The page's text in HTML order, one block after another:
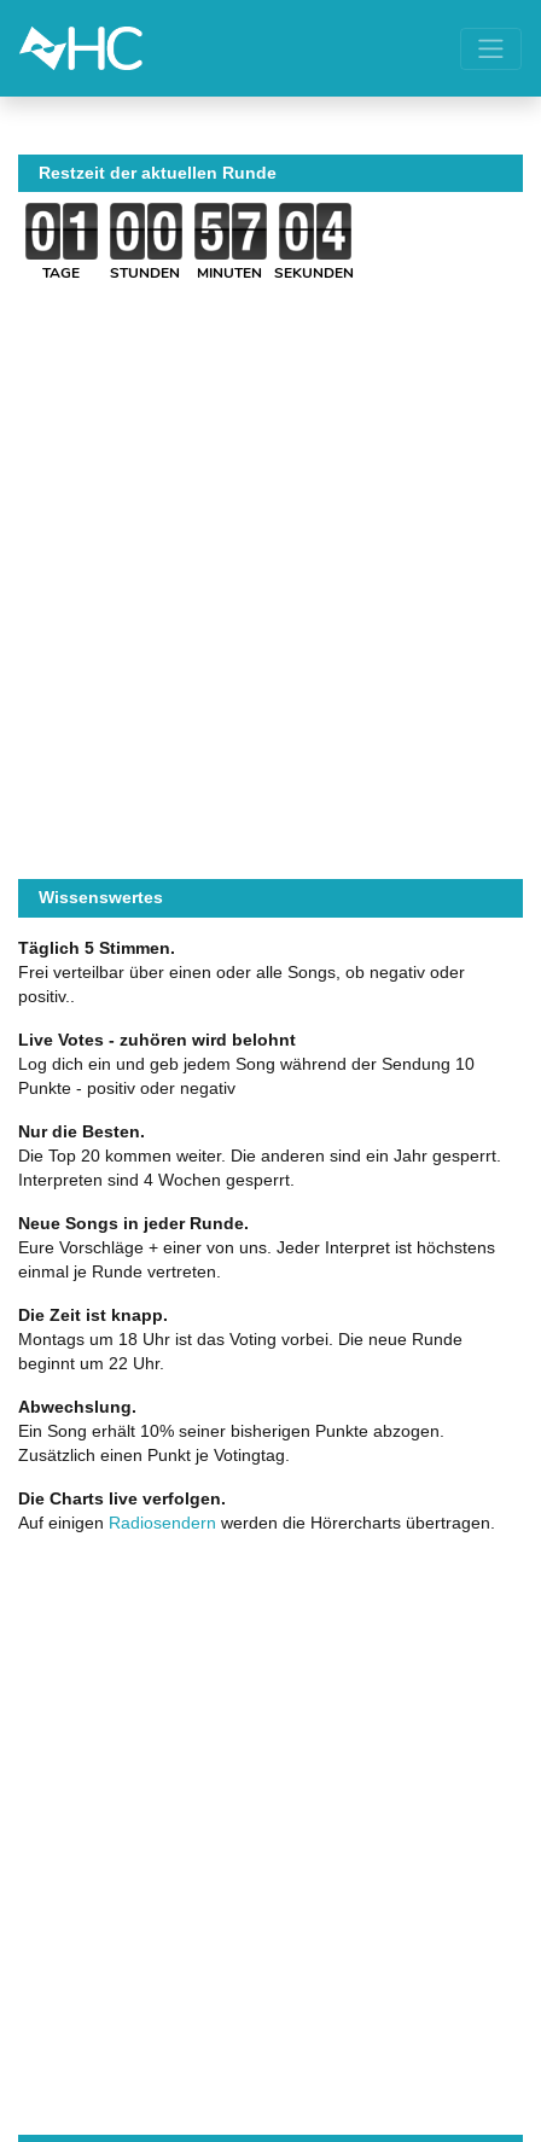
Restzeit der aktuellen Runde
TAGE STUNDEN MINUTEN SEKUNDEN
Wissenswertes
Täglich 5 Stimmen.
Frei verteilbar über einen oder alle Songs, ob negativ oder
positiv..
Live Votes - zuhören wird belohnt
Log dich ein und geb jedem Song während der Sendung 10
Punkte - positiv oder negativ
Nur die Besten.
Die Top 20 kommen weiter. Die anderen sind ein Jahr gesperrt.
Interpreten sind 4 Wochen gesperrt.
Neue Songs in jeder Runde.
Eure Vorschläge + einer von uns. Jeder Interpret ist höchstens
einmal je Runde vertreten.
Die Zeit ist knapp.
Montags um 18 Uhr ist das Voting vorbei. Die neue Runde
beginnt um 22 Uhr.
Abwechslung.
Ein Song erhält 10% seiner bisherigen Punkte abzogen.
Zusätzlich einen Punkt je Votingtag.
Die Charts live verfolgen.
Auf einigen Radiosendern werden die Hörercharts übertragen.